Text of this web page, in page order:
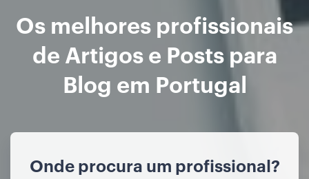
Os melhores profissionais
de Artigos e Posts para
Blog em Portugal
Onde procura um profissional?